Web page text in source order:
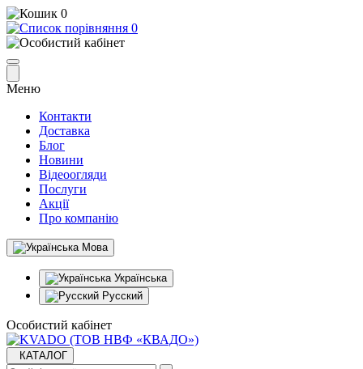
0
0
Меню
Контакти
Доставка
Блог
Новини
Відеоогляди
Послуги
Акції
Про компанію
Мова
Українська
Русский
Особистий кабінет
КАТАЛОГ